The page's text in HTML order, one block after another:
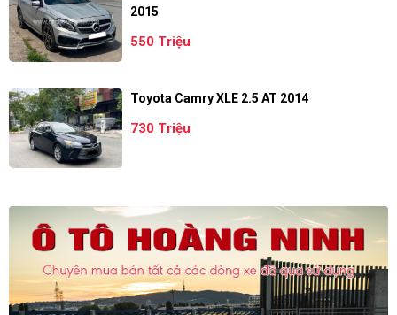
2015
550 Triệu
Toyota Camry XLE 2.5 AT 2014
730 Triệu